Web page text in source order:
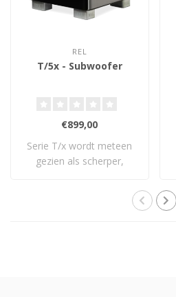
REL
T/5x - Subwoofer
€899,00
Serie T/x wordt meteen
gezien als scherper,